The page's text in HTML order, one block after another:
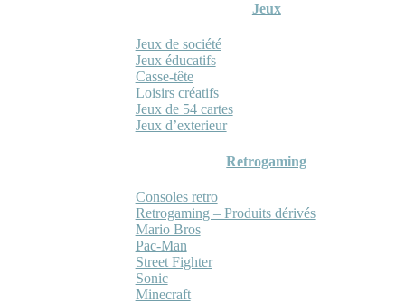
Jeux
Jeux de société
Jeux éducatifs
Casse-tête
Loisirs créatifs
Jeux de 54 cartes
Jeux d’exterieur
Retrogaming
Consoles retro
Retrogaming – Produits dérivés
Mario Bros
Pac-Man
Street Fighter
Sonic
Minecraft